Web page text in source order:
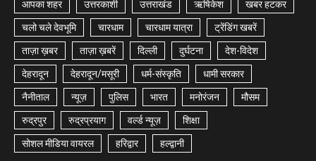
आपका शहर उत्तरकाशी उत्तराखंड ऋषिकेश खबर हटकर
चलो चले देवभूमि चारधाम चारधाम यात्रा ट्रेंडिंग खबरें
ताज़ा ख़बर ताज़ा ख़बरें दिल्ली दुर्घटना देश-विदेश
देहरादून देहरादून/मसूरी धर्म-संस्कृति धामी सरकार
नैनीताल न्यूज़ पुलिस भारत मनोरंजन मौसम
रुद्रपुर रुद्रप्रयाग वर्ल्ड न्यूज़ शिक्षा
सोशल मीडिया वायरल हरिद्वार हल्द्वानी